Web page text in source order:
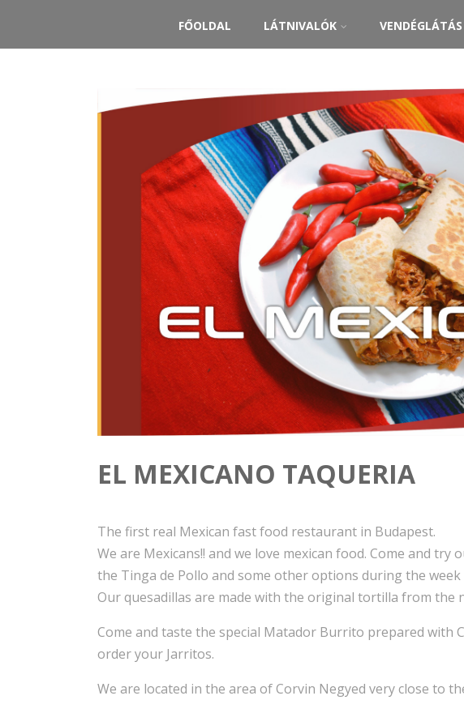
FŐOLDAL LÁTNIVALÓK VENDÉGLÁTÁS
EL MEXICANO TAQUERIA
The first real Mexican fast food restaurant in Budapest.
We are Mexicans!! and we love mexican food. Come and try
the Tinga de Pollo and some other options during the week
Our quesadillas are made with the original tortilla from the
Come and taste the special Matador Burrito prepared with
order your Jarritos.
We are located in the area of Corvin Negyed very close to